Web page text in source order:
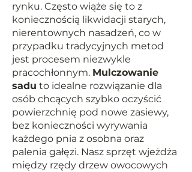
rynku. Często wiąże się to z
koniecznością likwidacji starych,
nierentownych nasadzeń, co w
przypadku tradycyjnych metod
jest procesem niezwykle
pracochłonnym. Mulczowanie
sadu to idealne rozwiązanie dla
osób chcących szybko oczyścić
powierzchnię pod nowe zasiewy,
bez konieczności wyrywania
każdego pnia z osobna oraz
palenia gałęzi. Nasz sprzęt wjeżdża
między rzędy drzew owocowych